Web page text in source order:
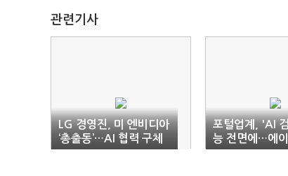
관련기사
LG 경영진, 미 엔비디아
‘총출동’…AI 협력 구체
화 시동
포털업계, 'AI
능 전면에…에
행력이 관건